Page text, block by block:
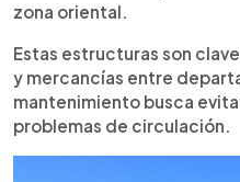
zona oriental.
Estas estructuras son
y mercancías entre
mantenimiento busca
problemas de circulación.